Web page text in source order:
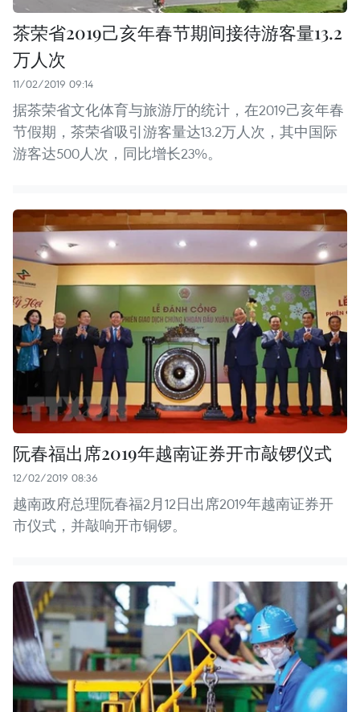
茶荣省2019己亥年春节期间接待游客量13.2
万人次
11/02/2019 09:14
据茶荣省文化体育与旅游厅的统计，在2019己亥年春
节假期，茶荣省吸引游客量达13.2万人次，其中国际
游客达500人次，同比增长23%。
阮春福出席2019年越南证券开市敲锣仪式
12/02/2019 08:36
越南政府总理阮春福2月12日出席2019年越南证券开
市仪式，并敲响开市铜锣。